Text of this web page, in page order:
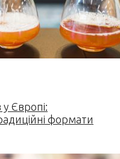
Європі:
формати